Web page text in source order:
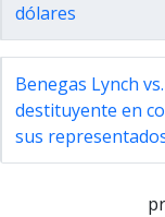
dólares
Benegas Lynch
destituyente en
sus